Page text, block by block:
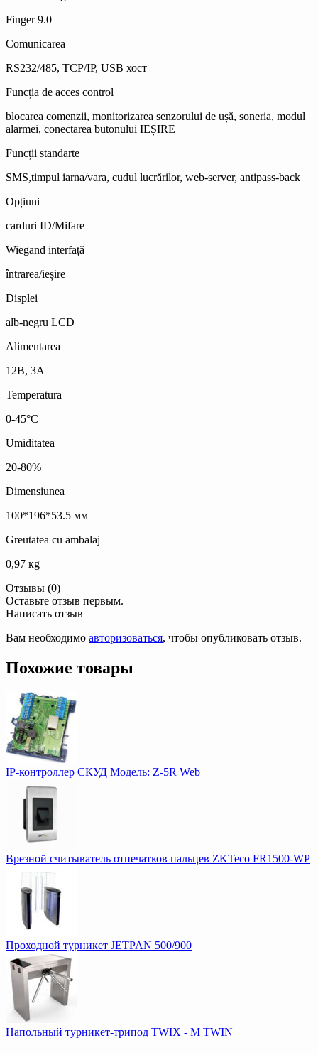
Finger 9.0
Comunicarea
RS232/485, TCP/IP, USB хост
Funcția de acces control
blocarea comenzii, monitorizarea senzorului de ușă, soneria, modul
alarmei, conectarea butonului IEȘIRE
Funcții standarte
SMS,timpul iarna/vara, cudul lucrărilor, web-server, antipass-back
Оpțiuni
carduri ID/Mifare
Wiegand interfață
întrarea/ieșire
Displei
alb-negru LCD
Alimentarea
12В, 3А
Теmperatura
0-45°C
Umiditatea
20-80%
Dimensiunea
100*196*53.5 мм
Greutatea cu ambalaj
0,97 кg
Отзывы (0)
Оставьте отзыв первым.
Написать отзыв
Вам необходимо авторизоваться, чтобы опубликовать отзыв.
Похожие товары
IP-контроллер СКУД Модель: Z-5R Web
Врезной считыватель отпечатков пальцев ZKTeco FR1500-WP
Проходной турникет JETPAN 500/900
Напольный турникет-трипод TWIX - М TWIN